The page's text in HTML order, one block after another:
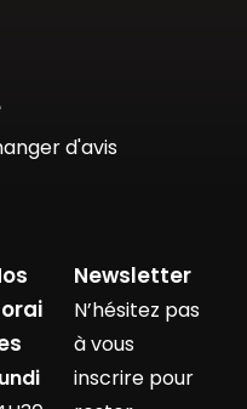
d'avis
Newsletter
N’hésitez pas
à vous
inscrire pour